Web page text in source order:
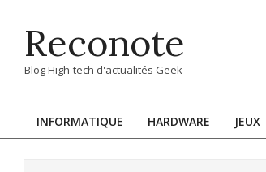
contentReconote
Blog High-tech d'actualités Geek
Primary
INFORMATIQUE HARDWARE JEUX